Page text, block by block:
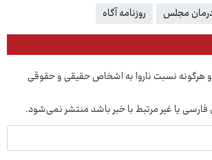
مجلس
روزنامه آگاه
هرگونه نسبت ناروا به اشخاص حقیقی و حقوقی
فارسی یا غیر مرتبط با خبر باشد منتشر نمی‌شود.